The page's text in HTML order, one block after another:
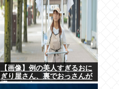
【画像】例の美人すぎるおに
ぎり屋さん、裏でおっさんが
握っていたwww